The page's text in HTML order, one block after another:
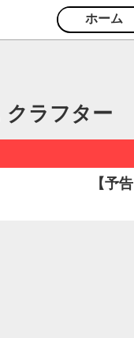
ホーム
クラフター
【予